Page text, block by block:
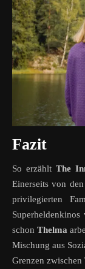
Fazit
So erzählt The
Einerseits von
privilegierten
schon Thelma
Mischung aus
Grenzen